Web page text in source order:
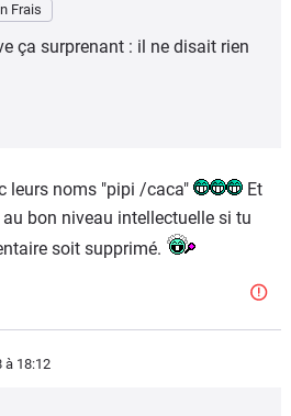
Frais
ça surprenant : il ne disait rien
leurs noms "pipi /caca"
Et
bon niveau intellectuelle si tu
soit supprimé.
à 18:12